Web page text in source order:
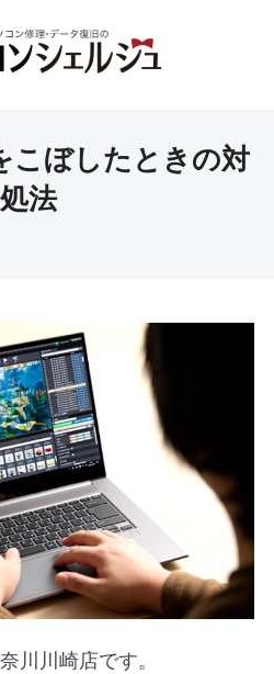
こぼしたときの対
処法
川川崎店です。